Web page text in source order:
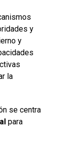
y
y
la
se centra
para